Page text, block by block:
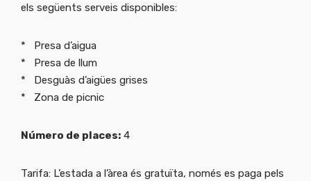
els següents serveis disponibles:
* Presa d’aigua
* Presa de llum
* Desguàs d’aigües grises
* Zona de picnic
Número de places: 4
Tarifa: L’estada a l’àrea és gratuïta, només es paga pels